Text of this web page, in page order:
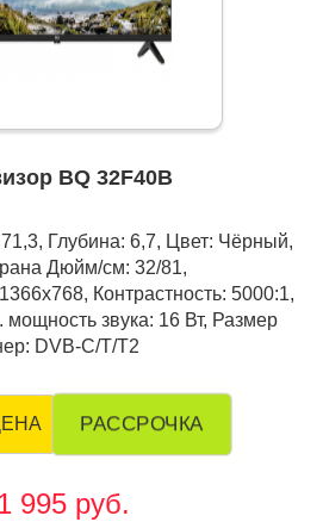
BQ 32F40B
Глубина: 6,7, Цвет: Чёрный,
Дюйм/см: 32/81,
Контрастность: 5000:1,
звука: 16 Вт, Размер
DVB-C/T/T2
РАССРОЧКА
995 руб.